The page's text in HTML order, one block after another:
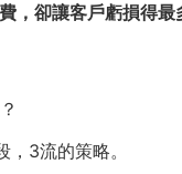
卻讓客戶虧損得最
3流的策略。